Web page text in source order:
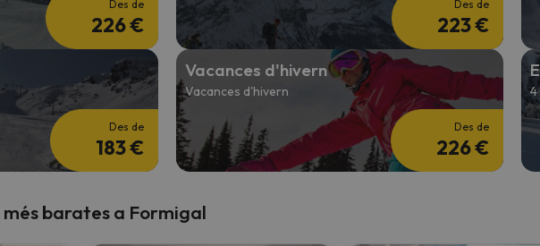
Des de
226 €
Des de
223 €
Des de
183 €
Vacances d'hivern
Vacances d'hivern
Des de
226 €
barates a Formigal